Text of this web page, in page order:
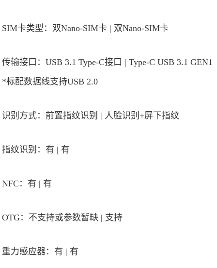
SIM卡类型：双Nano-SIM卡 | 双Nano-SIM卡
传输接口：USB 3.1 Type-C接口 | Type-C USB 3.1 GEN1
*标配数据线支持USB 2.0
识别方式：前置指纹识别 | 人脸识别+屏下指纹
指纹识别：有 | 有
NFC：有 | 有
OTG：不支持或参数暂缺 | 支持
重力感应器：有 | 有